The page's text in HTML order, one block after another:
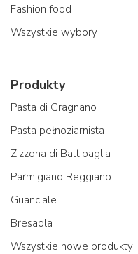
Fashion food
Wszystkie wybory
Produkty
Pasta di Gragnano
Pasta pełnoziarnista
Zizzona di Battipaglia
Parmigiano Reggiano
Guanciale
Bresaola
Wszystkie nowe produkty